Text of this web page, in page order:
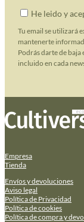
He leido y
Tu email se utilizará
mantenerte
Podrás darte de
incluido en cada
Empresa
Tienda
Envíos y devoluciones
Aviso legal
Política de Privacidad
Política de cookies
Política de compra y